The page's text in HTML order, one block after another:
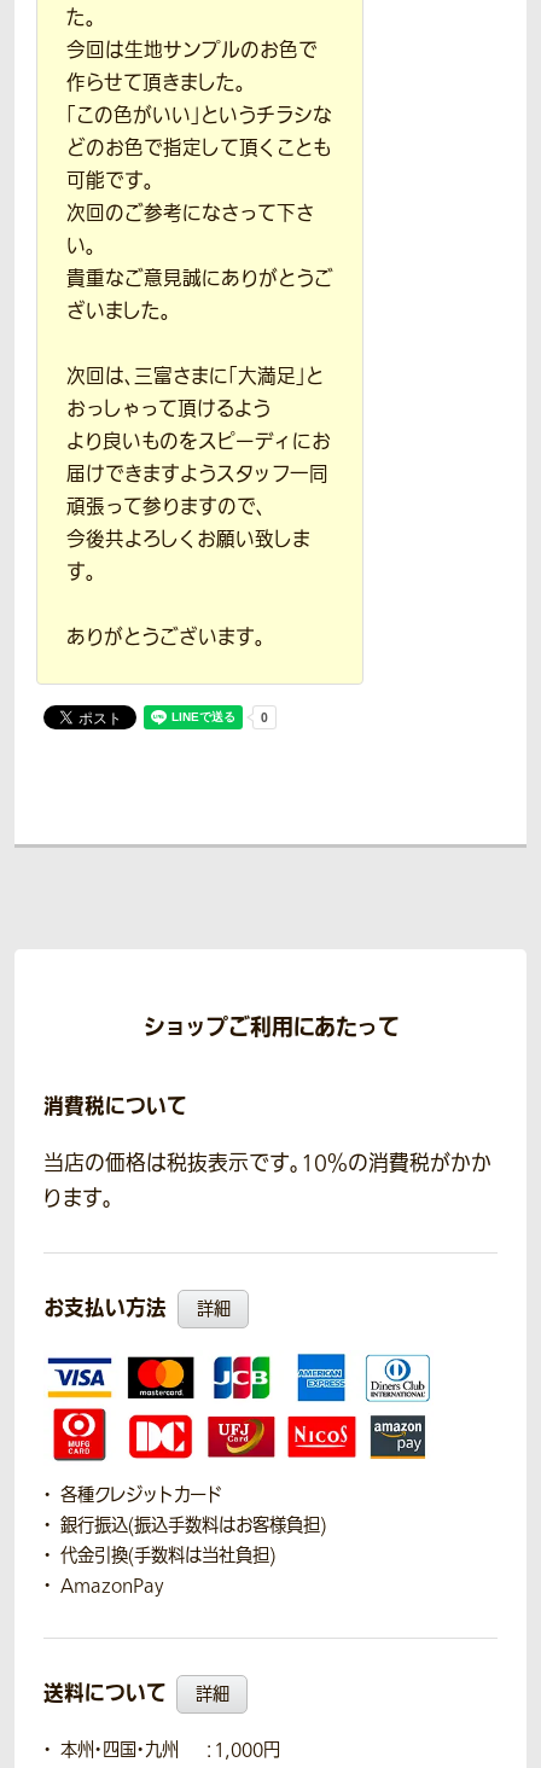
た。
今回は生地サンプルのお色で
作らせて頂きました。
「この色がいい」というチラシな
どのお色で指定して頂くことも
可能です。
次回のご参考になさって下さ
い。
貴重なご意見誠にありがとうご
ざいました。
次回は、三富さまに「大満足」と
おっしゃって頂けるよう
より良いものをスピーディにお
届けできますようスタッフ一同
頑張って参りますので、
今後共よろしくお願い致しま
す。
ありがとうございます。
ショップご利用にあたって
消費税について
当店の価格は税抜表示です。10％の消費税がかか
ります。
お支払い方法 詳細
各種クレジットカード
銀行振込(振込手数料はお客様負担)
代金引換(手数料は当社負担)
AmazonPay
送料について 詳細
本州・四国・九州
：1,000円